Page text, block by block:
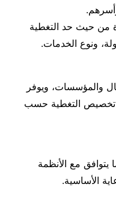
من حيث حد التغطية
ونوع الخدمات.
والمؤسسات، ويوفر
تخصيص التغطية حسب
يتوافق مع الأنظمة
الأساسية.